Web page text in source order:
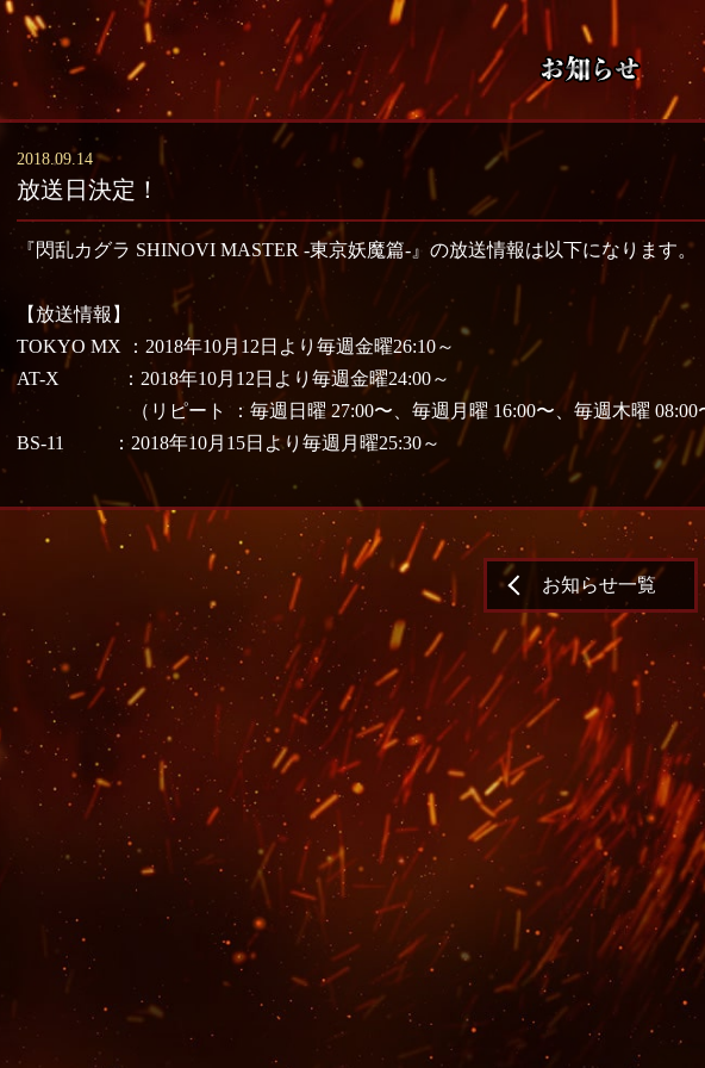
2018.09.14
放送日決定！
『閃乱カグラ SHINOVI MASTER -東京妖魔篇-』の放送情報は以下になります。
【放送情報】
TOKYO MX ：2018年10月12日より毎週金曜26:10～
AT-X ：2018年10月12日より毎週金曜24:00～
（リピート ：毎週日曜 27:00〜、毎週月曜 16:00〜、毎週木曜 08:00
BS-11 ：2018年10月15日より毎週月曜25:30～
お知らせ一覧